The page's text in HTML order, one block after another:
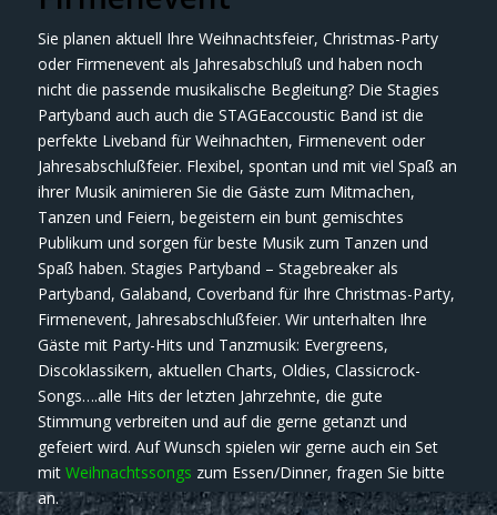
Sie planen aktuell Ihre Weihnachtsfeier, Christmas-Party
oder Firmenevent als Jahresabschluß und haben noch
nicht die passende musikalische Begleitung? Die Stagies
Partyband auch auch die STAGEaccoustic Band ist die
perfekte Liveband für Weihnachten, Firmenevent oder
Jahresabschlußfeier. Flexibel, spontan und mit viel Spaß an
ihrer Musik animieren Sie die Gäste zum Mitmachen,
Tanzen und Feiern, begeistern ein bunt gemischtes
Publikum und sorgen für beste Musik zum Tanzen und
Spaß haben. Stagies Partyband – Stagebreaker als
Partyband, Galaband, Coverband für Ihre Christmas-Party,
Firmenevent, Jahresabschlußfeier. Wir unterhalten Ihre
Gäste mit Party-Hits und Tanzmusik: Evergreens,
Discoklassikern, aktuellen Charts, Oldies, Classicrock-
Songs….alle Hits der letzten Jahrzehnte, die gute
Stimmung verbreiten und auf die gerne getanzt und
gefeiert wird. Auf Wunsch spielen wir gerne auch ein Set
mit Weihnachtssongs zum Essen/Dinner, fragen Sie bitte
an.